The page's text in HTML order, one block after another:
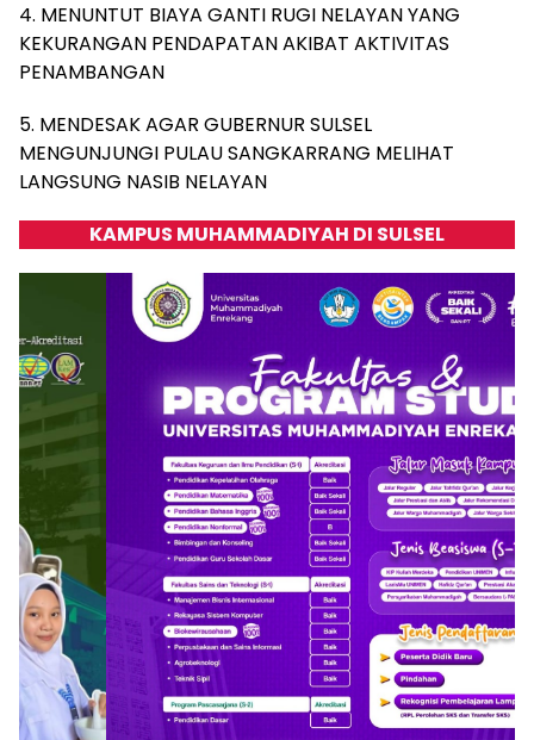
4. MENUNTUT BIAYA GANTI RUGI NELAYAN YANG
KEKURANGAN PENDAPATAN AKIBAT AKTIVITAS
PENAMBANGAN
5. MENDESAK AGAR GUBERNUR SULSEL
MENGUNJUNGI PULAU SANGKARRANG MELIHAT
LANGSUNG NASIB NELAYAN
KAMPUS MUHAMMADIYAH DI SULSEL